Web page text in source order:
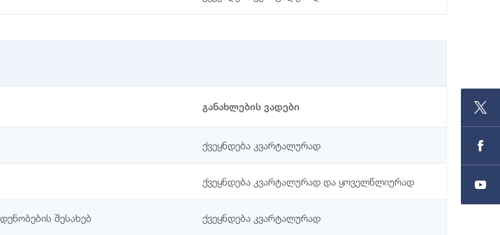
განახლების ვადები
ქვეყნდება კვარტალურად
ქვეყნდება კვარტალურად და ყოველწლიურად
შესახებ ქვეყნდება კვარტალურად